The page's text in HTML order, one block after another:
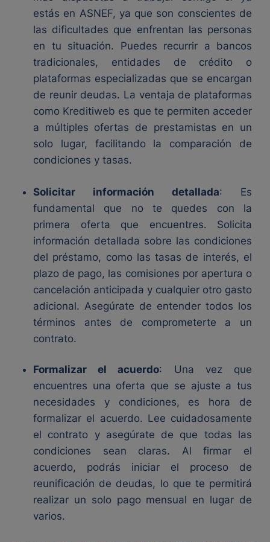
estás en ASNEF, ya que son conscientes de
las dificultades que enfrentan las personas
en tu situación. Puedes recurrir a bancos
tradicionales, entidades de crédito o
plataformas especializadas que se encargan
de reunir deudas. La ventaja de plataformas
como Kreditiweb es que te permiten acceder
a múltiples ofertas de prestamistas en un
solo lugar, facilitando la comparación de
condiciones y tasas.
Solicitar información detallada: Es
fundamental que no te quedes con la
primera oferta que encuentres. Solicita
información detallada sobre las condiciones
del préstamo, como las tasas de interés, el
plazo de pago, las comisiones por apertura o
cancelación anticipada y cualquier otro gasto
adicional. Asegúrate de entender todos los
términos antes de comprometerte a un
contrato.
Formalizar el acuerdo: Una vez que
encuentres una oferta que se ajuste a tus
necesidades y condiciones, es hora de
formalizar el acuerdo. Lee cuidadosamente
el contrato y asegúrate de que todas las
condiciones sean claras. Al firmar el
acuerdo, podrás iniciar el proceso de
reunificación de deudas, lo que te permitirá
realizar un solo pago mensual en lugar de
varios.